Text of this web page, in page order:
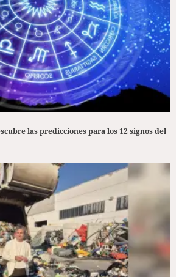
las predicciones para los 12 signos del